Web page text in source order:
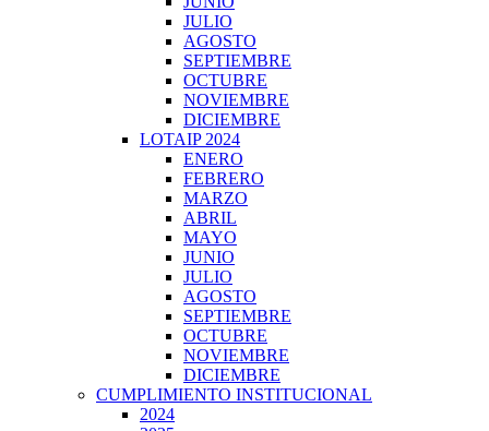
JULIO
AGOSTO
SEPTIEMBRE
OCTUBRE
NOVIEMBRE
DICIEMBRE
LOTAIP 2024
ENERO
FEBRERO
MARZO
ABRIL
MAYO
JUNIO
JULIO
AGOSTO
SEPTIEMBRE
OCTUBRE
NOVIEMBRE
DICIEMBRE
CUMPLIMIENTO INSTITUCIONAL
2024